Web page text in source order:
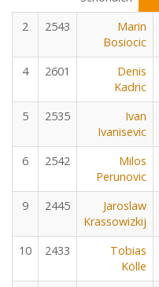
2
2543
Marin
Bosiocic
4 2601
Denis
Kadric
5 2535
Ivan
Ivanisevic
6 2542
Milos
Perunovic
9 2445
Jaroslaw
Krassowizkij
10 2433
Tobias
Kölle